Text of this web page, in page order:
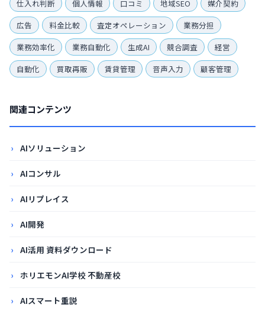
仕入れ判断
個人情報 口コミ 地域SEO
媒介契約
広告
料金比較 査定オペレーション
業務分担
業務効率化
業務自動化 生成AI 競合調査
経営
自動化
買取再販 賃貸管理 音声入力 顧客管理
関連コンテンツ
AIソリューション
AIコンサル
AIリプレイス
AI開発
AI活用 資料ダウンロード
ホリエモンAI学校 不動産校
AIスマート重説